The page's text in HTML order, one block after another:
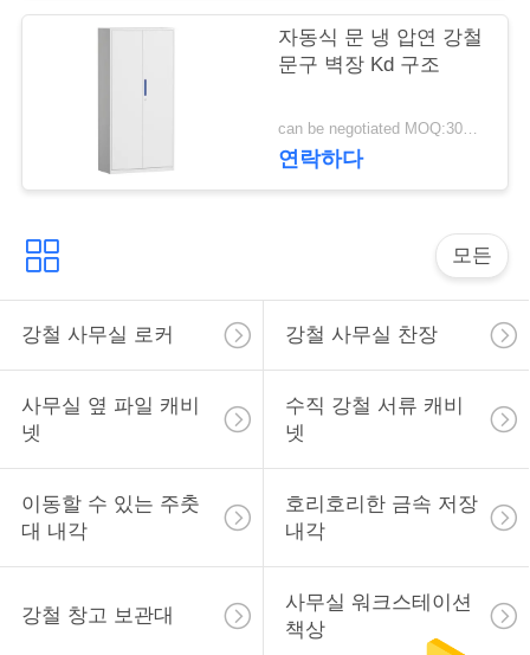
을
요
구
하
세
요
사
트
자동식 문 냉 압연 강철
문구 벽장 Kd 구조
can be negotiated MOQ:30PCS
연락하다
모든
강철 사무실 로커 강철 사무실 찬장
사무실 옆 파일 캐비
넷
수직 강철 서류 캐비
넷
이동할 수 있는 주춧
대 내각
호리호리한 금속 저장
내각
강철 창고 보관대
사무실 워크스테이션
책상